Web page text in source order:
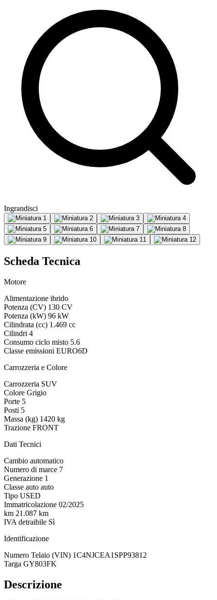
Ingrandisci
Scheda Tecnica
Motore
Alimentazione ibrido
Potenza (CV) 130 CV
Potenza (kW) 96 kW
Cilindrata (cc) 1.469 cc
Cilindri 4
Consumo ciclo misto 5.6
Classe emissioni EURO6D
Carrozzeria e Colore
Carrozzeria SUV
Colore Grigio
Porte 5
Posti 5
Massa (kg) 1420 kg
Trazione FRONT
Dati Tecnici
Cambio automatico
Numero di marce 7
Generazione 1
Classe auto auto
Tipo USED
Immatricolazione 02/2025
km 21.087 km
IVA detraibile Sì
Identificazione
Numero Telaio (VIN) 1C4NJCEA1SPP93812
Targa GY803FK
Descrizione